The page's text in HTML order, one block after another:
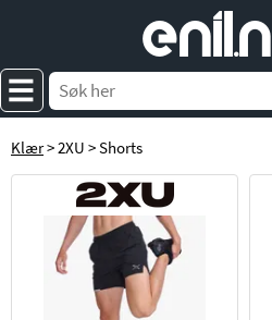
enil n
Klær> 2XU > Shorts